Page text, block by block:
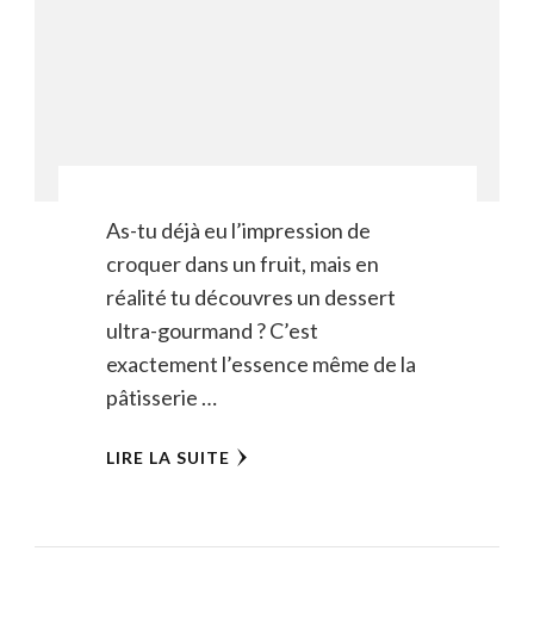
As-tu déjà eu l’impression de
croquer dans un fruit, mais en
réalité tu découvres un dessert
ultra-gourmand ? C’est
exactement l’essence même de la
pâtisserie …
LIRE LA SUITE